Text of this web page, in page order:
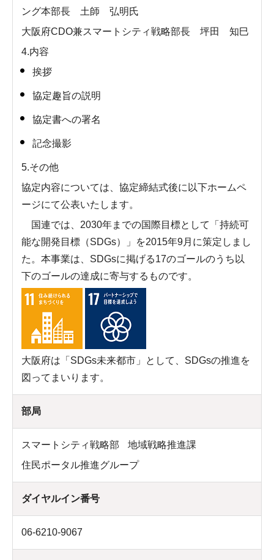
ング本部長 土師 弘明氏
大阪府CDO兼スマートシティ戦略部長 坪田 知巳
4.内容
挨拶
協定趣旨の説明
協定書への署名
記念撮影
5.その他
協定内容については、協定締結式後に以下ホームペ
ージにて公表いたします。
国連では、2030年までの国際目標として「持続可
能な開発目標（SDGs）」を2015年9月に策定しまし
た。本事業は、SDGsに掲げる17のゴールのうち以
下のゴールの達成に寄与するものです。
大阪府は「SDGs未来都市」として、SDGsの推進を
図ってまいります。
部局
スマートシティ戦略部
地域戦略推進課
住民ポータル推進グループ
ダイヤルイン番号
06-6210-9067